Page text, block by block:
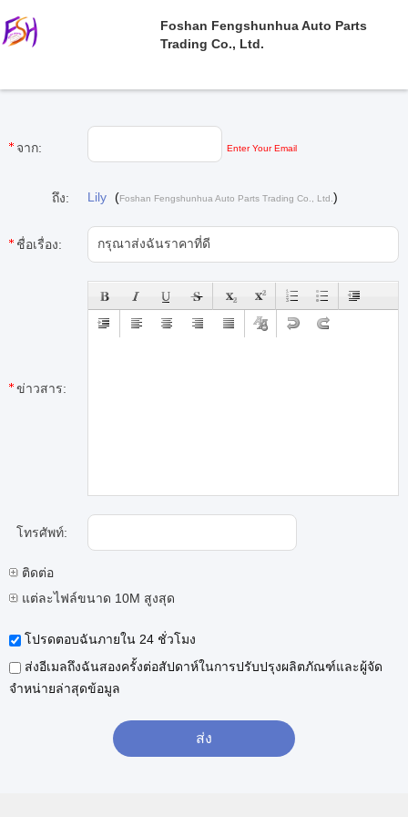
Foshan Fengshunhua Auto Parts
Trading Co., Ltd.
จาก: Enter Your Email
ถึง: Lily (Foshan Fengshunhua Auto Parts Trading Co., Ltd. )
ชื่อเรื่อง:
ข่าวสาร:
โทรศัพท์:
ติดต่อ
แต่ละไฟล์ขนาด 10M สูงสุด
โปรดตอบฉันภายใน 24 ชั่วโมง
ส่งอีเมลถึงฉันสองครั้งต่อสัปดาห์ในการปรับปรุงผลิตภัณฑ์และผู้จัด
จำหน่ายล่าสุดข้อมูล